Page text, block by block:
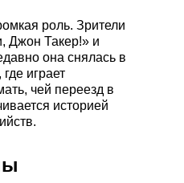
роль. Зрители
Джон Такер!» и
она снялась в
играет
чей переезд в
историей